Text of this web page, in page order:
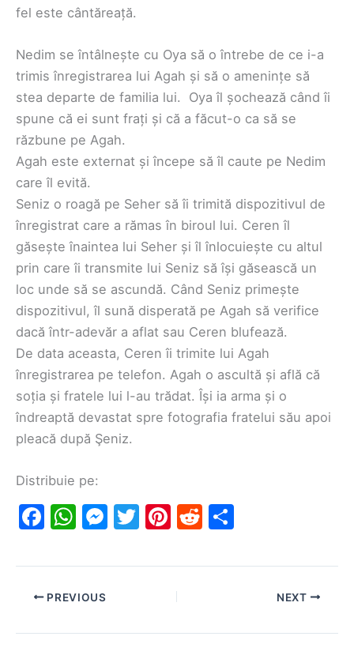
fel este cântăreață.
Nedim se întâlnește cu Oya să o întrebe de ce i-a
trimis înregistrarea lui Agah și să o amenințe să
stea departe de familia lui. Oya îl șochează când îi
spune că ei sunt frați și că a făcut-o ca să se
răzbune pe Agah.
Agah este externat și începe să îl caute pe Nedim
care îl evită.
Seniz o roagă pe Seher să îi trimită dispozitivul de
înregistrat care a rămas în biroul lui. Ceren îl
găsește înaintea lui Seher și îl înlocuiește cu altul
prin care îi transmite lui Seniz să își găsească un
loc unde să se ascundă. Când Seniz primește
dispozitivul, îl sună disperată pe Agah să verifice
dacă într-adevăr a aflat sau Ceren blufează.
De data aceasta, Ceren îi trimite lui Agah
înregistrarea pe telefon. Agah o ascultă și află că
soția și fratele lui l-au trădat. Își ia arma și o
îndreaptă devastat spre fotografia fratelui său apoi
pleacă după Şeniz.
Distribuie pe:
F
c
e
o
W
at
s
p
M
s
n
T
itt
Pi
er
e
R
d ar
PREVIOUS NEXT